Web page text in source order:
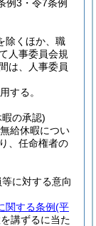
例3・令7条例
除くほか、職
人事委員会規
は、人事委員
する。
の承認)
給休暇につい
、任命権者の
に対する意向
関する条例(平
講ずるに当た